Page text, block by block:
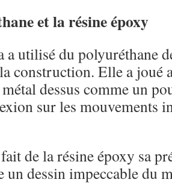
et la résine époxy
a utilisé du polyuréthane
construction. Elle a joué
dessus comme un
sur les mouvements
de la résine époxy sa
un dessin impeccable du